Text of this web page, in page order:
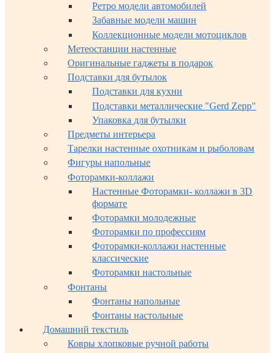
Ретро модели автомобилей
Забавные модели машин
Коллекционные модели мотоциклов
Метеостанции настенные
Оригинальные гаджеты в подарок
Подставки для бутылок
Подставки для кухни
Подставки металлические "Gerd Zepp"
Упаковка для бутылки
Предметы интерьера
Тарелки настенные охотникам и рыболовам
Фигуры напольные
Фоторамки-коллажи
Настенные Фоторамки- коллажи в 3D
формате
Фоторамки молодежные
Фоторамки по профессиям
Фоторамки-коллажи настенные
классические
Фоторамки настольные
Фонтаны
Фонтаны напольные
Фонтаны настольные
Домашний текстиль
Ковры хлопковые ручной работы